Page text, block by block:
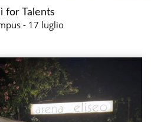
for Talents
- 17 luglio